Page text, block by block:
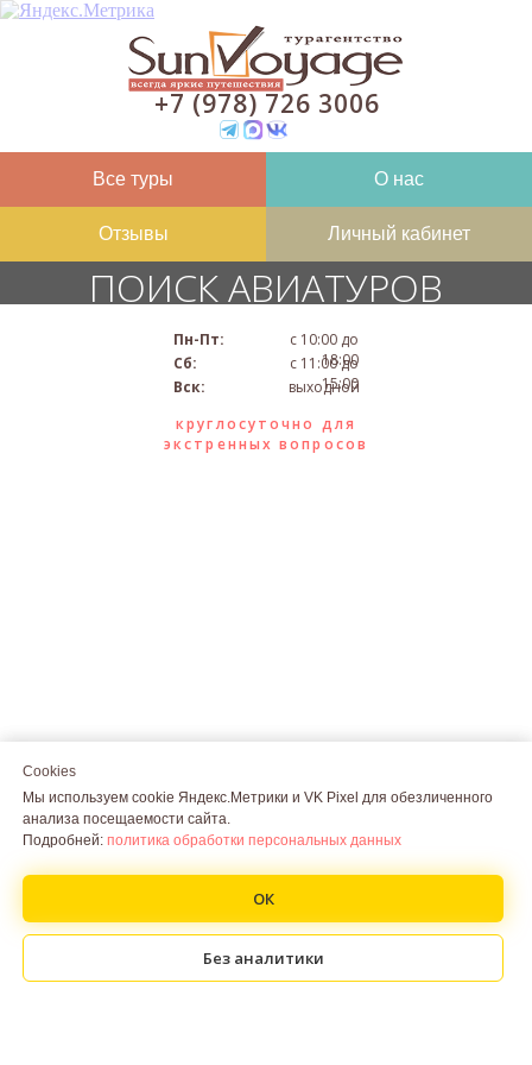
+7 (978) 726 3006
Все туры
Отзывы
О нас
Личный кабинет
ПОИСК АВИАТУРОВ
Cookies
Мы используем cookie Яндекс.Метрики и VK Pixel для обезличенного
анализа посещаемости сайта.
Подробней: политика обработки персональных данных
ОК
Без аналитики
круглосуточно для
экстренных вопросов
выходной
с 11:00 до
15:00
с 10:00 до
18:00
Вск:
Сб:
Пн-Пт:
Cookies
Мы используем cookie Яндекс.Метрики и VK Pixel для обезличенного
анализа посещаемости сайта.
Подробней: политика обработки персональных данных
ОК
Без аналитики